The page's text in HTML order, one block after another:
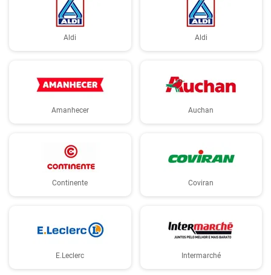
Aldi Aldi
Amanhecer Auchan
Continente Coviran
E.Leclerc Intermarché